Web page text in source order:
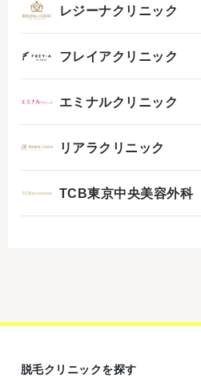
レジーナクリニック
フレイアクリニック
エミナルクリニック
リアラクリニック
TCB東京中央美容外科
脱毛クリニックを探す